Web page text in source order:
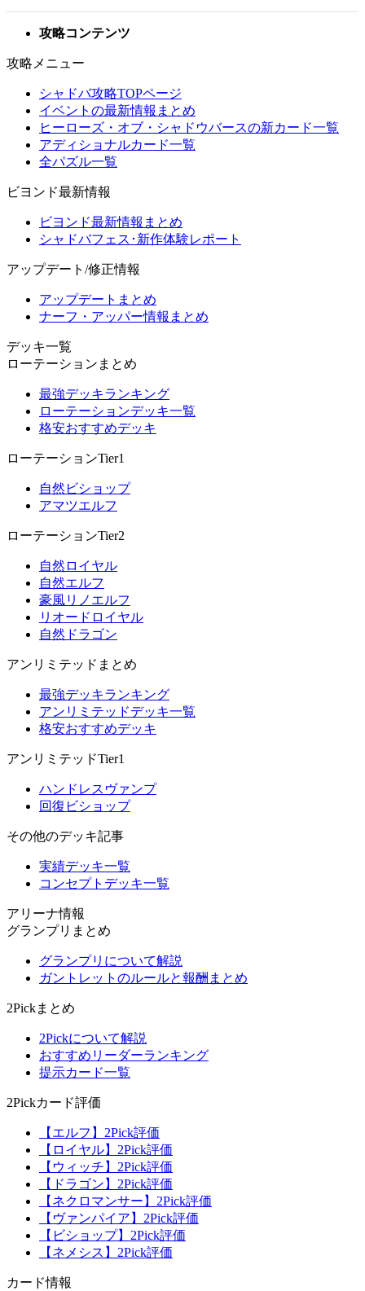
攻略コンテンツ
攻略メニュー
シャドバ攻略TOPページ
イベントの最新情報まとめ
ヒーローズ・オブ・シャドウバースの新カード一覧
アディショナルカード一覧
全パズル一覧
ビヨンド最新情報
ビヨンド最新情報まとめ
シャドバフェス･新作体験レポート
アップデート/修正情報
アップデートまとめ
ナーフ・アッパー情報まとめ
デッキ一覧
ローテーションまとめ
最強デッキランキング
ローテーションデッキ一覧
格安おすすめデッキ
ローテーションTier1
自然ビショップ
アマツエルフ
ローテーションTier2
自然ロイヤル
自然エルフ
豪風リノエルフ
リオードロイヤル
自然ドラゴン
アンリミテッドまとめ
最強デッキランキング
アンリミテッドデッキ一覧
格安おすすめデッキ
アンリミテッドTier1
ハンドレスヴァンプ
回復ビショップ
その他のデッキ記事
実績デッキ一覧
コンセプトデッキ一覧
アリーナ情報
グランプリまとめ
グランプリについて解説
ガントレットのルールと報酬まとめ
2Pickまとめ
2Pickについて解説
おすすめリーダーランキング
提示カード一覧
2Pickカード評価
【エルフ】2Pick評価
【ロイヤル】2Pick評価
【ウィッチ】2Pick評価
【ドラゴン】2Pick評価
【ネクロマンサー】2Pick評価
【ヴァンパイア】2Pick評価
【ビショップ】2Pick評価
【ネメシス】2Pick評価
カード情報